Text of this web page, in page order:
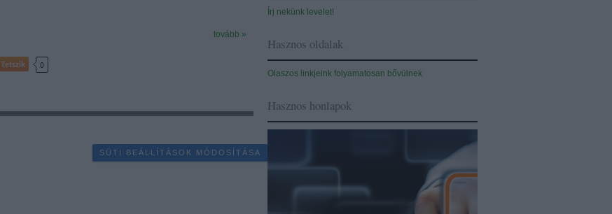
Írj nekünk levelet!
Hasznos oldalak
Olaszos linkjeink folyamatosan bővülnek
Hasznos honlapok
tovább »
Tetszik 0
SÜTI BEÁLLÍTÁSOK MÓDOSÍTÁSA